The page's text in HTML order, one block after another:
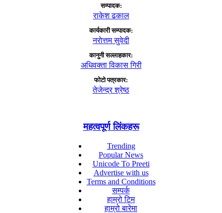
सम्पादक:
राकेश ढकाल
कार्यकारी सम्पादक:
नराेत्तम सुवेदी
कानुनी सल्लाहकार:
अधिवक्ता विकास गिरी
फाेटाे पत्रकार:
तेजेन्द्र श्रेष्ठ
महत्वपूर्ण लिंकहरू
Trending
Popular News
Unicode To Preeti
Advertise with us
Terms and Conditions
सम्पर्क
हाम्रो टिम
हाम्रो बारेमा